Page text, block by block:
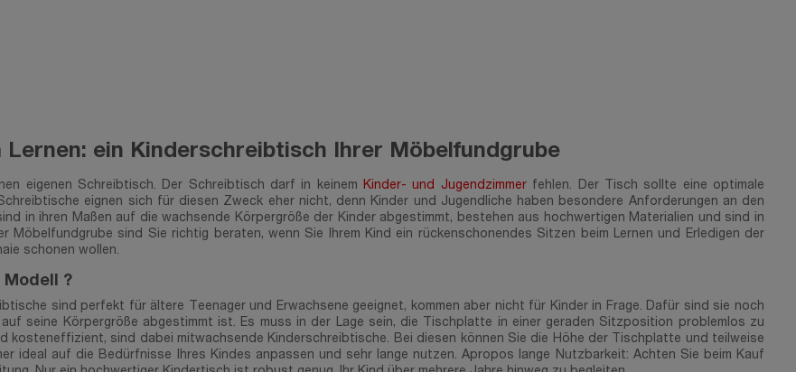
ein Kinderschreibtisch Ihrer Möbelfundgrube
eigenen Schreibtisch. Der Schreibtisch darf in keinem Kinder- und Jugendzimmerfehlen. Der Tisch sollte eine optimale
eignen sich für diesen Zweck eher nicht, denn Kinder und Jugendliche haben besondere Anforderungen an den
in ihren Maßen auf die wachsende Körpergröße der Kinder abgestimmt, bestehen aus hochwertigen Materialien und sind in
Möbelfundgrube sind Sie richtig beraten, wenn Sie Ihrem Kind ein rückenschonendes Sitzen beim Lernen und Erledigen der
schonen wollen.
?
sind perfekt für ältere Teenager und Erwachsene geeignet, kommen aber nicht für Kinder in Frage. Dafür sind sie noch
seine Körpergröße abgestimmt ist. Es muss in der Lage sein, die Tischplatte in einer geraden Sitzposition problemlos zu
kosteneffizient, sind dabei mitwachsende Kinderschreibtische. Bei diesen können Sie die Höhe der Tischplatte und teilweise
ideal auf die Bedürfnisse Ihres Kindes anpassen und sehr lange nutzen. Apropos lange Nutzbarkeit: Achten Sie beim Kauf